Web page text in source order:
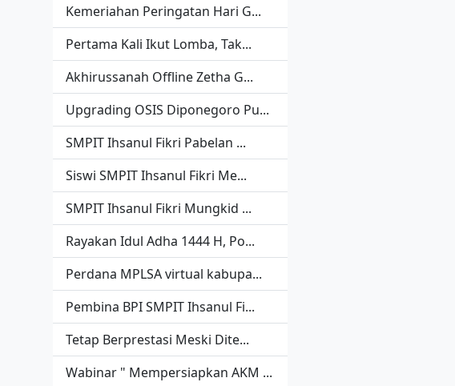
Kemeriahan Peringatan Hari G...
Pertama Kali Ikut Lomba, Tak...
Akhirussanah Offline Zetha G...
Upgrading OSIS Diponegoro Pu...
SMPIT Ihsanul Fikri Pabelan ...
Siswi SMPIT Ihsanul Fikri Me...
SMPIT Ihsanul Fikri Mungkid ...
Rayakan Idul Adha 1444 H, Po...
Perdana MPLSA virtual kabupa...
Pembina BPI SMPIT Ihsanul Fi...
Tetap Berprestasi Meski Dite...
Wabinar " Mempersiapkan AKM ...